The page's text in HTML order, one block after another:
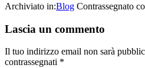
Archiviato in:Blog Contrassegnato
Lascia un commento
Il tuo indirizzo email non sarà
contrassegnati *